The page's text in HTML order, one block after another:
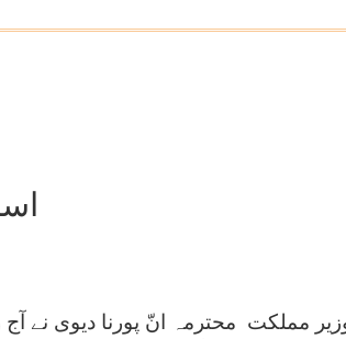
مملکت محترمہ انّ پورنا دیوی نے